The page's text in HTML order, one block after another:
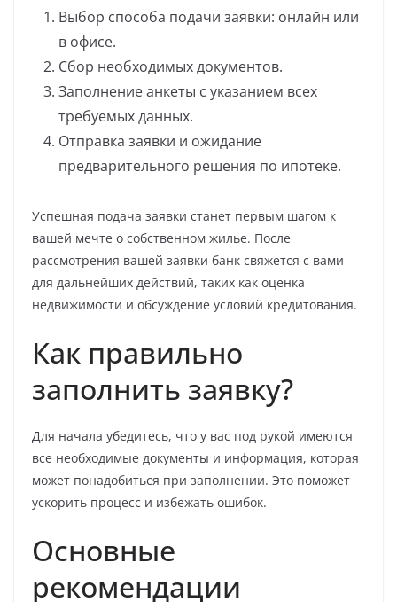
Выбор способа подачи заявки: онлайн или
в офисе.
Сбор необходимых документов.
Заполнение анкеты с указанием всех
требуемых данных.
Отправка заявки и ожидание
предварительного решения по ипотеке.
Успешная подача заявки станет первым шагом к
вашей мечте о собственном жилье. После
рассмотрения вашей заявки банк свяжется с вами
для дальнейших действий, таких как оценка
недвижимости и обсуждение условий кредитования.
Как правильно
заполнить заявку?
Для начала убедитесь, что у вас под рукой имеются
все необходимые документы и информация, которая
может понадобиться при заполнении. Это поможет
ускорить процесс и избежать ошибок.
Основные
рекомендации